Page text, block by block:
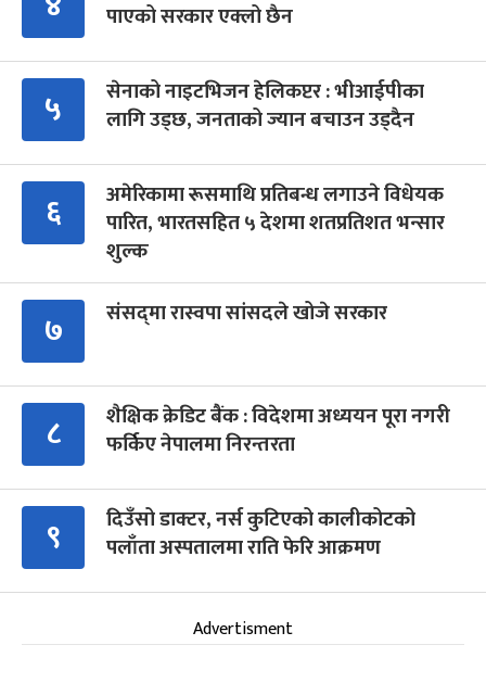
पाएको सरकार एक्लो छैन
५
सेनाको नाइटभिजन हेलिकप्टर : भीआईपीका
लागि उड्छ, जनताको ज्यान बचाउन उड्दैन
६
अमेरिकामा रूसमाथि प्रतिबन्ध लगाउने विधेयक
पारित, भारतसहित ५ देशमा शतप्रतिशत भन्सार
शुल्क
७ संसद्‍मा रास्वपा सांसदले खोजे सरकार
८
शैक्षिक क्रेडिट बैंक : विदेशमा अध्ययन पूरा नगरी
फर्किए नेपालमा निरन्तरता
९
दिउँसो डाक्टर, नर्स कुटिएको कालीकोटको
पलाँता अस्पतालमा राति फेरि आक्रमण
Advertisment